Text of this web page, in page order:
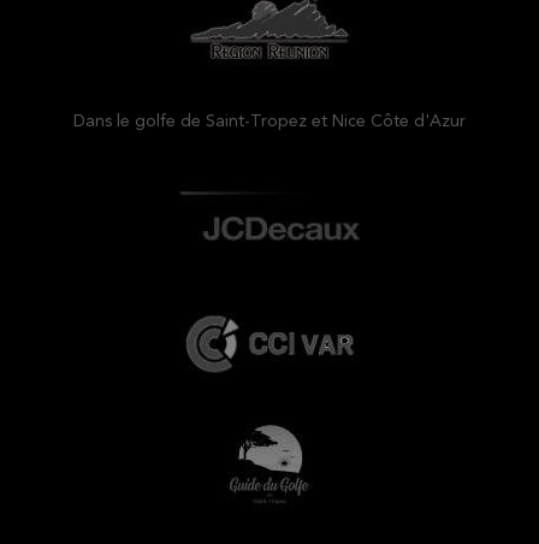
Dans le golfe de Saint-Tropez et Nice Côte d'Azur